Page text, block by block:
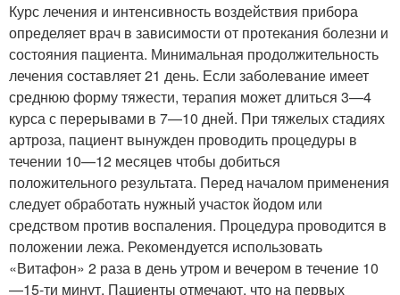
Курс лечения и интенсивность воздействия прибора
определяет врач в зависимости от протекания болезни и
состояния пациента. Минимальная продолжительность
лечения составляет 21 день. Если заболевание имеет
среднюю форму тяжести, терапия может длиться 3—4
курса с перерывами в 7—10 дней. При тяжелых стадиях
артроза, пациент вынужден проводить процедуры в
течении 10—12 месяцев чтобы добиться
положительного результата. Перед началом применения
следует обработать нужный участок йодом или
средством против воспаления. Процедура проводится в
положении лежа. Рекомендуется использовать
«Витафон» 2 раза в день утром и вечером в течение 10
—15-ти минут. Пациенты отмечают, что на первых